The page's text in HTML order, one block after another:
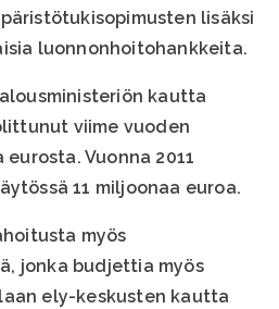
lisäksi
luonnonhoitohankkeita.
kautta
viime vuoden
Vuonna 2011
11 miljoonaa euroa.
myös
jonka budjettia myös
ely-keskusten kautta